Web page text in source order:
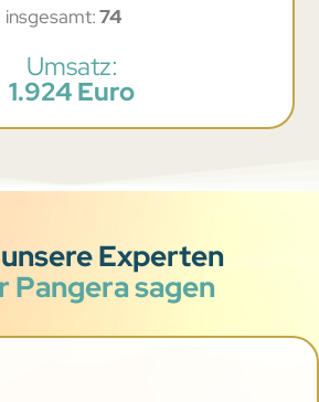
74
Umsatz:
1.924 Euro
Experten
Pangera sagen